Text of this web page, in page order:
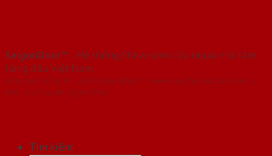
SaigonDoor™ - Hệ thống Showroom cửa nhựa nhà tắm
hàng đầu Việt Nam
Copyright ⓒ 2016 – 2026 SaigonDoor™ - www.cuanhuanhatam.com |
Đơn vị chủ quản SaigonDoor
Tìm kiếm: